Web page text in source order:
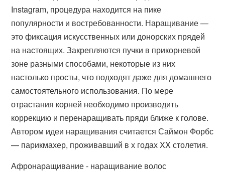
Instagram, процедура находится на пике
популярности и востребованности. Наращивание —
это фиксация искусственных или донорских прядей
на настоящих. Закрепляются пучки в прикорневой
зоне разными способами, некоторые из них
настолько просты, что подходят даже для домашнего
самостоятельного использования. По мере
отрастания корней необходимо производить
коррекцию и перенаращивать пряди ближе к голове.
Автором идеи наращивания считается Саймон Форбс
— парикмахер, проживавший в х годах XX столетия.
Афронаращивание - наращивание волос